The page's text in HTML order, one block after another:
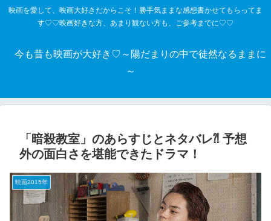
映画を愛して、映画大好きだからこそ！勝手気ままな感想書かせてもらってま
す♡♡映画好きな方、あまり観ない方も、ご参考までに♡♡
今も昔も映画が大好き♡～陽だまりの中で徒然なるままに
～
「暗殺教室」のあらすじとネタバレ⁈ 予想
外の面白さを堪能できたドラマ！
映画2015年